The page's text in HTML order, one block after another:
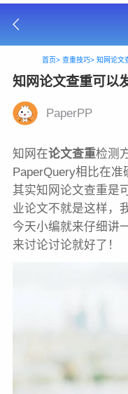
首页> 查重技巧> 知网论文
知网论文查重可以
PaperPP
知网在论文查重检测
PaperQuery相比在准
其实知网论文查重是
业论文不就是这样，
今天小编就来仔细讲
来讨论讨论就好了！